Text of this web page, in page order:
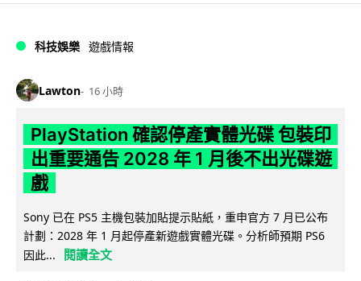
科技娛樂 遊戲情報
Lawton 16 小時
PlayStation 確認停產實體光碟 包裝印
出重要通告 2028 年 1 月後不出光碟遊
戲
Sony 已在 PS5 主機包裝加貼提示貼紙，重申官方 7 月已公布
計劃：2028 年 1 月起停產新遊戲實體光碟。分析師預期 PS6
因此...
閱讀全文